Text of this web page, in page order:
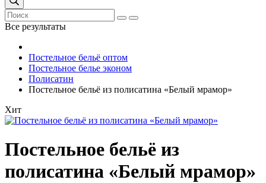
Все результаты
Постельное бельё оптом
Постельное белье эконом
Полисатин
Постельное бельё из полисатина «Белый мрамор»
Хит
Постельное бельё из
полисатина «Белый мрамор»